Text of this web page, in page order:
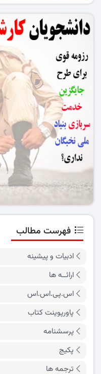
فهرست مطالب
ادبیات و پیشینه
ارائــه ها
اس.پی.اس.اس
پاورپوینت کتاب
پرسشنامه
پکیج
ترجمه ها